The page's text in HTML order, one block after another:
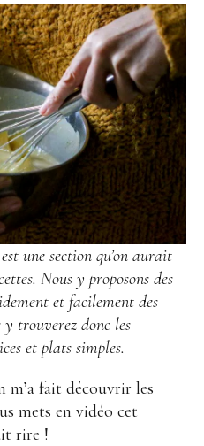
une section qu’on aurait
Nous y proposons des
et facilement des
trouverez donc les
et plats simples.
m’a fait découvrir les
mets en vidéo cet
rire !